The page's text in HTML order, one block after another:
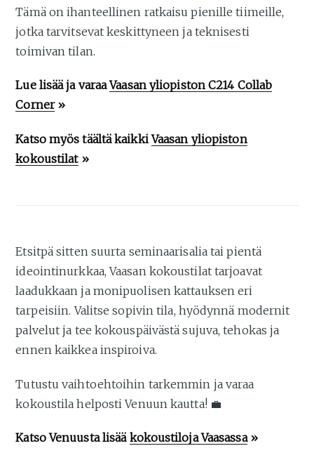
Tämä on ihanteellinen ratkaisu pienille tiimeille,
jotka tarvitsevat keskittyneen ja teknisesti
toimivan tilan.
Lue lisää ja varaaVaasan yliopiston C214 Collab
Corner»
Katso myös täältä kaikkiVaasan yliopiston
kokoustilat»
Etsitpä sitten suurta seminaarisalia tai pientä
ideointinurkkaa, Vaasan kokoustilat tarjoavat
laadukkaan ja monipuolisen kattauksen eri
tarpeisiin. Valitse sopivin tila, hyödynnä modernit
palvelut ja tee kokouspäivästä sujuva, tehokas ja
ennen kaikkea inspiroiva.
Tutustu vaihtoehtoihin tarkemmin ja varaa
kokoustila helposti Venuun kautta! 💼
Katso Venuusta lisää kokoustiloja Vaasassa»